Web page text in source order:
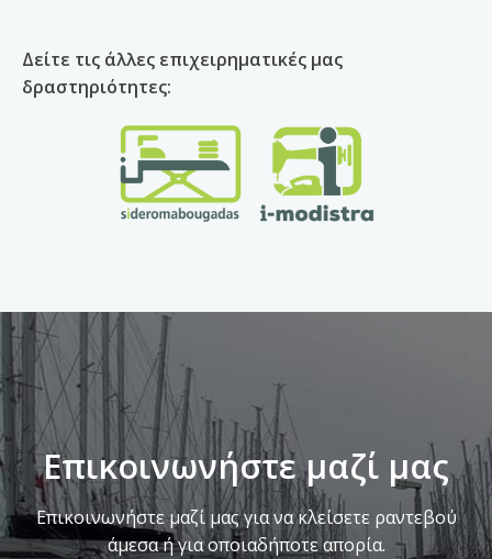
Δείτε τις άλλες επιχειρηματικές μας
δραστηριότητες:
Επικοινωνήστε μαζί μας
Επικοινωνήστε μαζί μας για να κλείσετε ραντεβού
άμεσα ή για οποιαδήποτε απορία.